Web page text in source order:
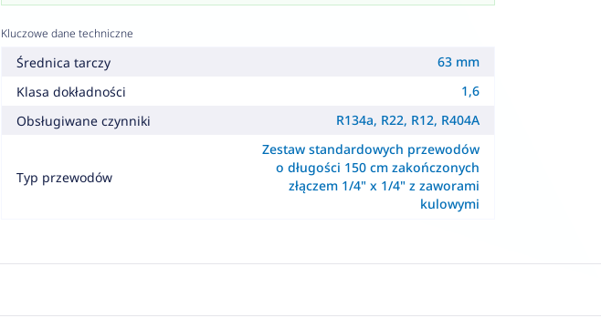
Kluczowe dane techniczne
Średnica tarczy
63 mm
Klasa dokładności
1,6
Obsługiwane czynniki
R134a, R22, R12, R404A
Typ przewodów
Zestaw standardowych przewodów
o długości 150 cm zakończonych
złączem 1/4" x 1/4" z zaworami
kulowymi